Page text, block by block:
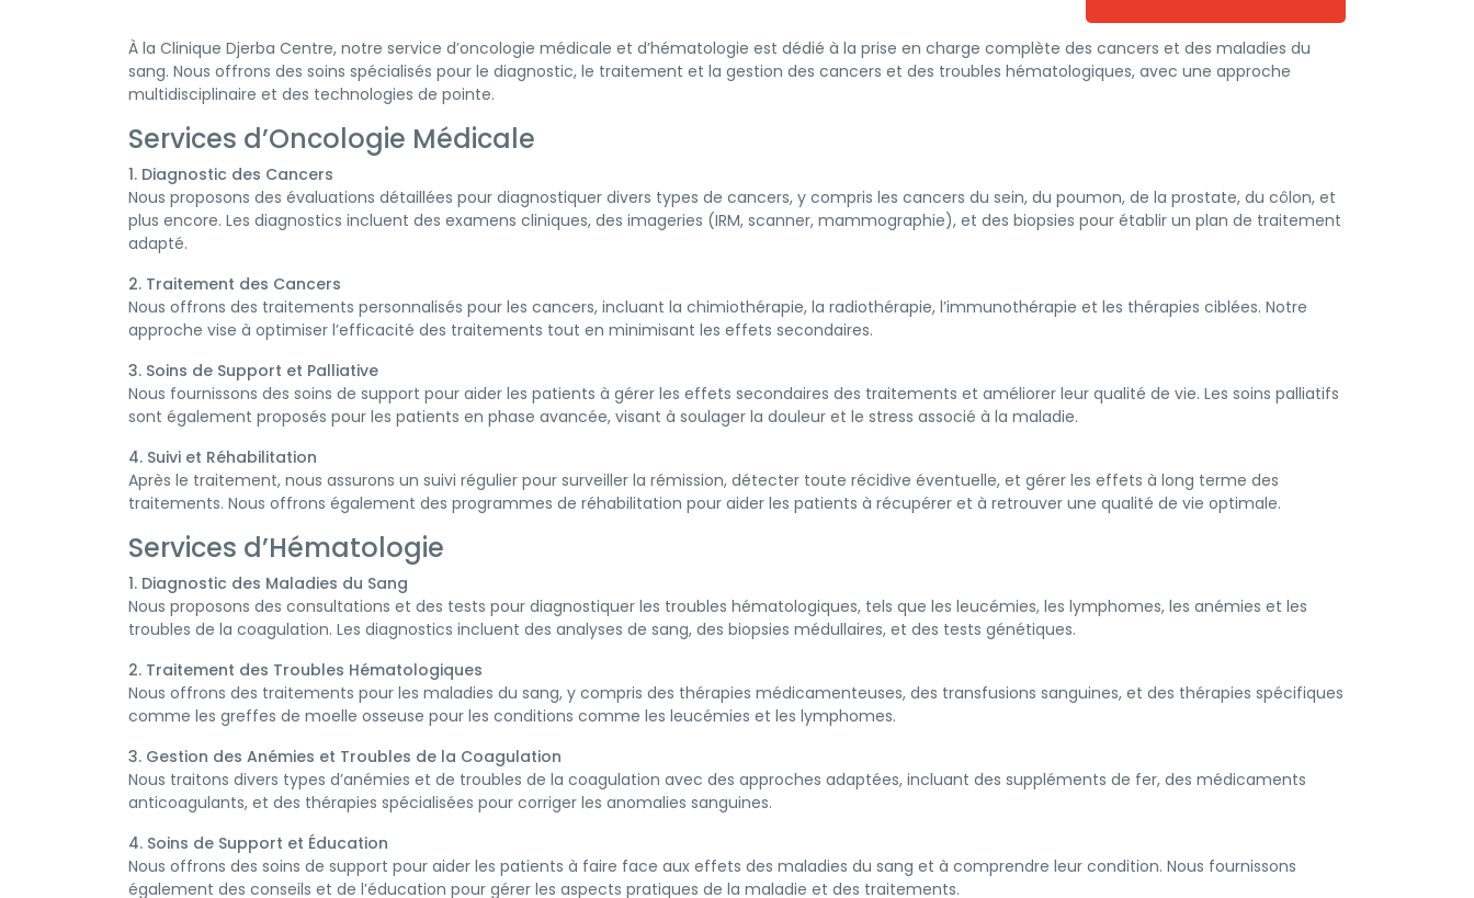
À la Clinique Djerba Centre, notre service d’oncologie médicale et d’hématologie est dédié à la prise en charge complète des cancers et des maladies du
sang. Nous offrons des soins spécialisés pour le diagnostic, le traitement et la gestion des cancers et des troubles hématologiques, avec une approche
multidisciplinaire et des technologies de pointe.
Services d’Oncologie Médicale
1. Diagnostic des Cancers
Nous proposons des évaluations détaillées pour diagnostiquer divers types de cancers, y compris les cancers du sein, du poumon, de la prostate, du côlon, et
plus encore. Les diagnostics incluent des examens cliniques, des imageries (IRM, scanner, mammographie), et des biopsies pour établir un plan de traitement
adapté.
2. Traitement des Cancers
Nous offrons des traitements personnalisés pour les cancers, incluant la chimiothérapie, la radiothérapie, l’immunothérapie et les thérapies ciblées. Notre
approche vise à optimiser l’efficacité des traitements tout en minimisant les effets secondaires.
3. Soins de Support et Palliative
Nous fournissons des soins de support pour aider les patients à gérer les effets secondaires des traitements et améliorer leur qualité de vie. Les soins palliatifs
sont également proposés pour les patients en phase avancée, visant à soulager la douleur et le stress associé à la maladie.
4. Suivi et Réhabilitation
Après le traitement, nous assurons un suivi régulier pour surveiller la rémission, détecter toute récidive éventuelle, et gérer les effets à long terme des
traitements. Nous offrons également des programmes de réhabilitation pour aider les patients à récupérer et à retrouver une qualité de vie optimale.
Services d’Hématologie
1. Diagnostic des Maladies du Sang
Nous proposons des consultations et des tests pour diagnostiquer les troubles hématologiques, tels que les leucémies, les lymphomes, les anémies et les
troubles de la coagulation. Les diagnostics incluent des analyses de sang, des biopsies médullaires, et des tests génétiques.
2. Traitement des Troubles Hématologiques
Nous offrons des traitements pour les maladies du sang, y compris des thérapies médicamenteuses, des transfusions sanguines, et des thérapies spécifiques
comme les greffes de moelle osseuse pour les conditions comme les leucémies et les lymphomes.
3. Gestion des Anémies et Troubles de la Coagulation
Nous traitons divers types d’anémies et de troubles de la coagulation avec des approches adaptées, incluant des suppléments de fer, des médicaments
anticoagulants, et des thérapies spécialisées pour corriger les anomalies sanguines.
4. Soins de Support et Éducation
Nous offrons des soins de support pour aider les patients à faire face aux effets des maladies du sang et à comprendre leur condition. Nous fournissons
également des conseils et de l’éducation pour gérer les aspects pratiques de la maladie et des traitements.